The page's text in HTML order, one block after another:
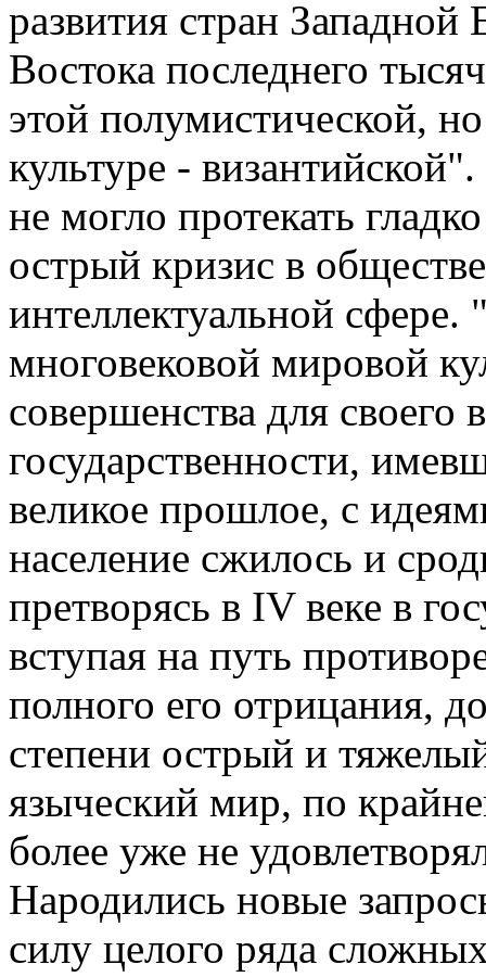
развития стран
Востока последнего
этой полумистической,
культуре -
не могло протекать
острый кризис в
интеллектуальной
многовековой мировой
совершенства для
государственности,
великое прошлое, с
население сжилось и
претворясь в IV веке в
вступая на путь
полного его отрицания,
степени острый и
языческий мир, по
более уже не
Народились новые
силу целого ряда